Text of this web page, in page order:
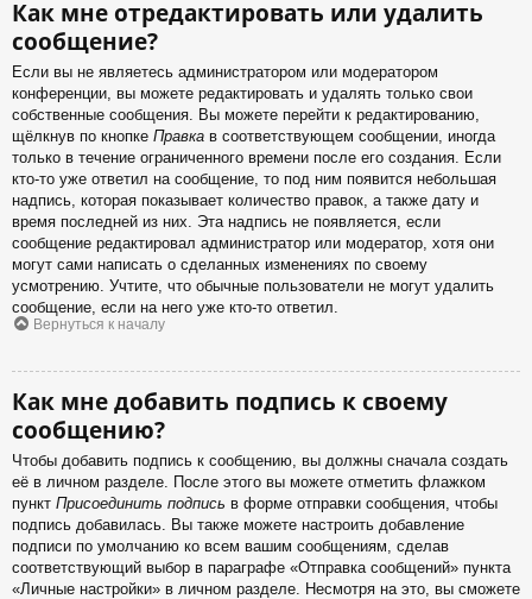
Как мне отредактировать или удалить
сообщение?
Если вы не являетесь администратором или модератором
конференции, вы можете редактировать и удалять только свои
собственные сообщения. Вы можете перейти к редактированию,
щёлкнув по кнопке Правка в соответствующем сообщении, иногда
только в течение ограниченного времени после его создания. Если
кто-то уже ответил на сообщение, то под ним появится небольшая
надпись, которая показывает количество правок, а также дату и
время последней из них. Эта надпись не появляется, если
сообщение редактировал администратор или модератор, хотя они
могут сами написать о сделанных изменениях по своему
усмотрению. Учтите, что обычные пользователи не могут удалить
сообщение, если на него уже кто-то ответил.
Вернуться к началу
Как мне добавить подпись к своему
сообщению?
Чтобы добавить подпись к сообщению, вы должны сначала создать
её в личном разделе. После этого вы можете отметить флажком
пункт Присоединить подпись в форме отправки сообщения, чтобы
подпись добавилась. Вы также можете настроить добавление
подписи по умолчанию ко всем вашим сообщениям, сделав
соответствующий выбор в параграфе «Отправка сообщений» пункта
«Личные настройки» в личном разделе. Несмотря на это, вы сможете